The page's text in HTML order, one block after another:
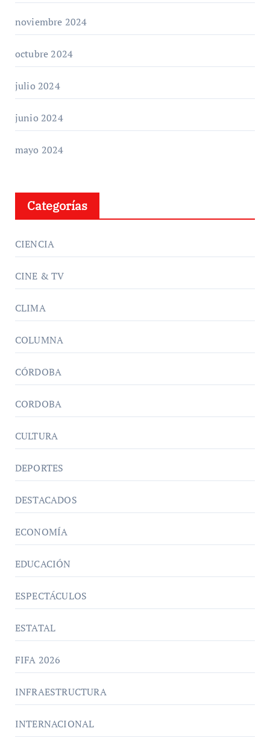
noviembre 2024
octubre 2024
julio 2024
junio 2024
mayo 2024
Categorías
CIENCIA
CINE & TV
CLIMA
COLUMNA
CÓRDOBA
CORDOBA
CULTURA
DEPORTES
DESTACADOS
ECONOMÍA
EDUCACIÓN
ESPECTÁCULOS
ESTATAL
FIFA 2026
INFRAESTRUCTURA
INTERNACIONAL